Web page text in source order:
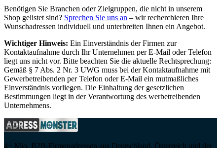
Benötigen Sie Branchen oder Zielgruppen, die nicht in unserem
Shop gelistet sind? Sprechen Sie uns an – wir recherchieren Ihre
Wunschadressen individuell und unterbreiten Ihnen ein Angebot.
Wichtiger Hinweis: Ein Einverständnis der Firmen zur
Kontaktaufnahme durch Ihr Unternehmen per E-Mail oder Telefon
liegt uns nicht vor. Bitte beachten Sie die aktuelle Rechtsprechung:
Gemäß § 7 Abs. 2 Nr. 3 UWG muss bei der Kontaktaufnahme mit
Gewerbetreibenden per Telefon oder E-Mail ein mutmaßliches
Einverständnis vorliegen. Die Einhaltung der gesetzlichen
Bestimmungen liegt in der Verantwortung des werbetreibenden
Unternehmens.
4+ Mio. B2B-Firmenadressen aus Deutschland, Österreich und der